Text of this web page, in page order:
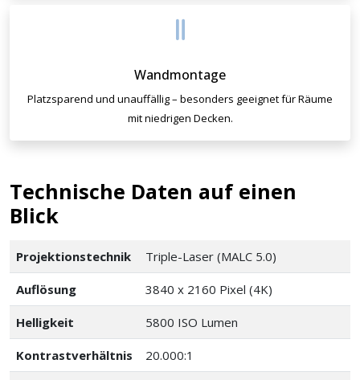
Wandmontage
Platzsparend und unauffällig – besonders geeignet für Räume
mit niedrigen Decken.
Technische Daten auf einen
Blick
Projektionstechnik Triple-Laser (MALC 5.0)
Auflösung 3840 x 2160 Pixel (4K)
Helligkeit 5800 ISO Lumen
Kontrastverhältnis 20.000:1